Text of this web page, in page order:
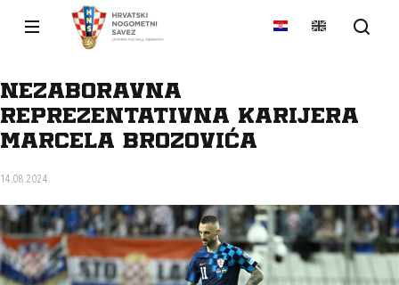
Nezaboravna
reprezentativna karijera
Marcela Brozovića
14.08.2024.